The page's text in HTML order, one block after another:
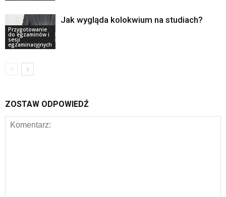
Przygotowanie
do egzaminów i
sesji
egzaminacyjnych
Jak wygląda kolokwium na studiach?
ZOSTAW ODPOWIEDŹ